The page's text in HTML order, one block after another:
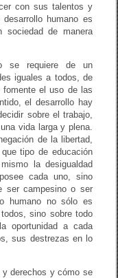
con sus talentos y
humano es
sociedad de manera
se requiere de un
iguales a todos, de
el uso de las
el desarrollo hay
sobre el trabajo,
vida larga y plena.
de la libertad,
tipo de educación
la desigualdad
cada uno, sino
ser campesino o ser
humano no sólo es
sino sobre todo
oportunidad a cada
sus destrezas en lo
y derechos y cómo se